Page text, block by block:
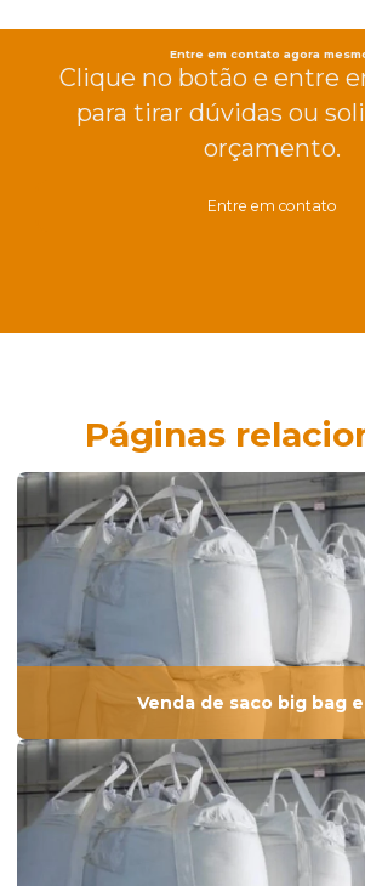
Entre em contato agora
Clique no botão e entre
para tirar dúvidas ou
orçamento.
Entre em contato
Páginas
Venda de saco big bag